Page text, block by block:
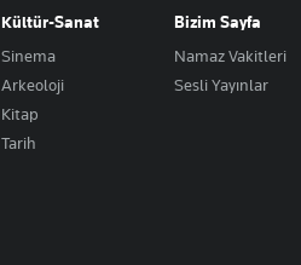
Kültür-Sanat
Sinema
Arkeoloji
Kitap
Tarih
Bizim Sayfa
Namaz Vakitleri
Sesli Yayınlar